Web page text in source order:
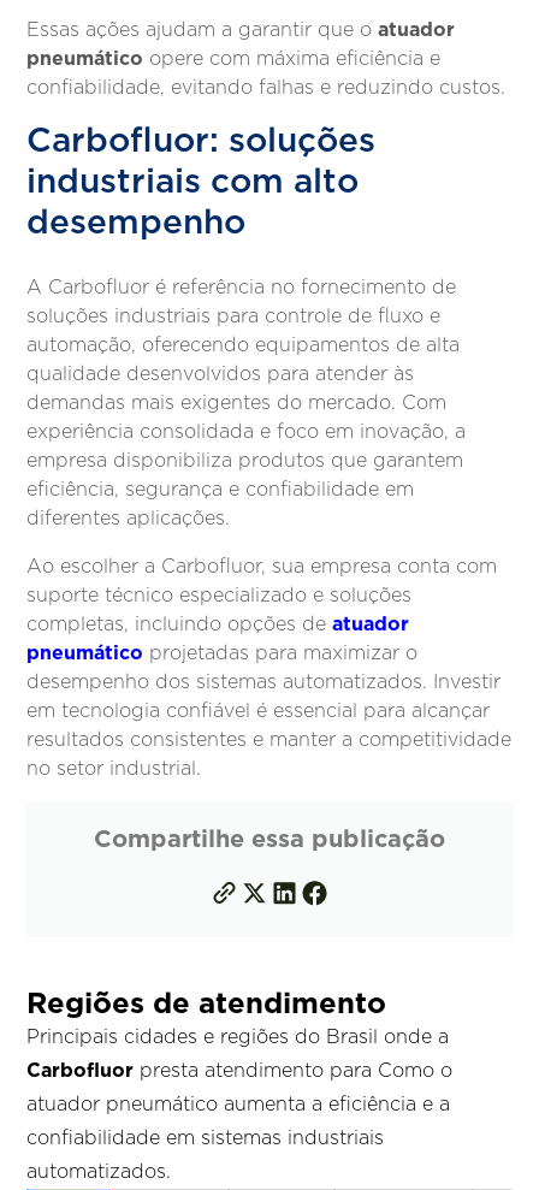
Essas ações ajudam a garantir que oatuador
pneumático opere com máxima eficiência e
confiabilidade, evitando falhas e reduzindo custos.
Carbofluor: soluções
industriais com alto
desempenho
A Carbofluor é referência no fornecimento de
soluções industriais para controle de fluxo e
automação, oferecendo equipamentos de alta
qualidade desenvolvidos para atender às
demandas mais exigentes do mercado. Com
experiência consolidada e foco em inovação, a
empresa disponibiliza produtos que garantem
eficiência, segurança e confiabilidade em
diferentes aplicações.
Ao escolher a Carbofluor, sua empresa conta com
suporte técnico especializado e soluções
completas, incluindo opções deatuador
pneumático projetadas para maximizar o
desempenho dos sistemas automatizados. Investir
em tecnologia confiável é essencial para alcançar
resultados consistentes e manter a competitividade
no setor industrial.
Compartilhe essa publicação
Regiões de atendimento
Principais cidades e regiões do Brasil onde a
Carbofluor presta atendimento para Como o
atuador pneumático aumenta a eficiência e a
confiabilidade em sistemas industriais
automatizados.